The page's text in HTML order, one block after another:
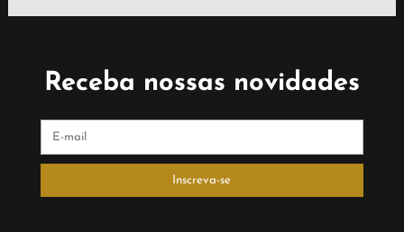
Receba nossas novidades